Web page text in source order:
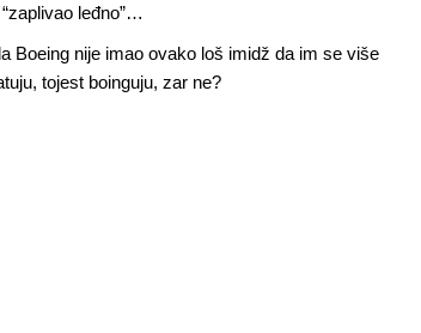
leđno”…
Boeing nije imao ovako loš imidž da im se više
tojest boinguju, zar ne?